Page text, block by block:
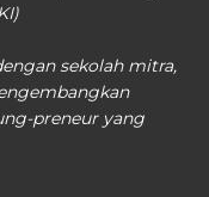
sekolah mitra,
preneur yang